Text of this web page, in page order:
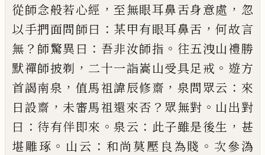
從師念般若心經 ， 至無眼耳鼻舌身意處 ， 忽
以手捫面問師曰 ： 某甲有眼耳鼻舌 ，何故言
無 ？ 師驚異曰 ： 吾非汝師指 。 往五洩山禮勝
默禪師披剃 ， 二十一詣嵩山受具足戒 。 遊方
首謁南泉 ， 值馬祖諱辰修齋 ， 泉問眾云 ： 來
日設齋 ， 未審馬祖還來否 ？ 眾無對 。 山出對
曰 ： 待有伴即來 。泉云 ： 此子雖是後生 ， 甚
堪雕琢 。 山云 ： 和尚莫壓良為賤 。 次參溈